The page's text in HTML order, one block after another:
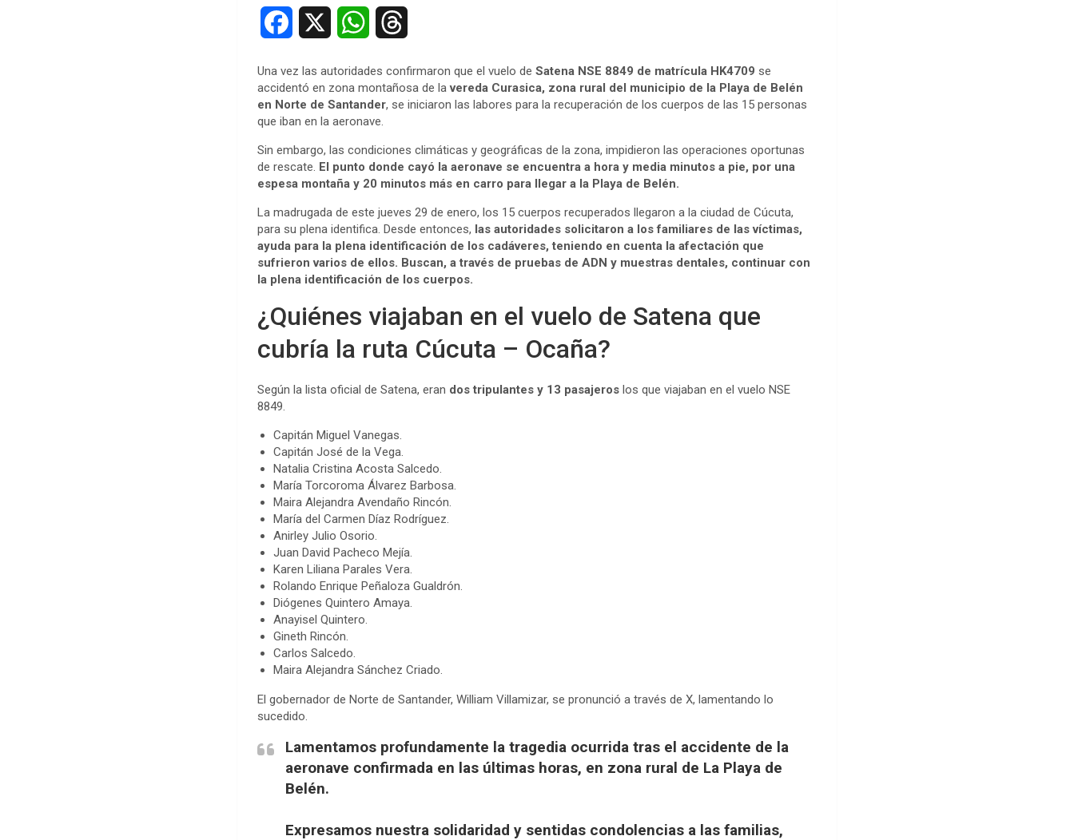
c
e
b
o
o
k
a
t
s
A
p
p
r
a
d
s
Una vez las autoridades confirmaron que el vuelo de Satena NSE 8849 de matrícula HK4709 se
accidentó en zona montañosa de lavereda Curasica, zona rural del municipio de la Playa de Belén
en Norte de Santander, se iniciaron las labores para la recuperación de los cuerpos de las 15 personas
que iban en la aeronave.
Sin embargo, las condiciones climáticas y geográficas de la zona, impidieron las operaciones oportunas
de rescate. El punto donde cayó la aeronave se encuentra a hora y media minutos a pie, por una
espesa montaña y 20 minutos más en carro para llegar a la Playa de Belén.
La madrugada de este jueves 29 de enero, los 15 cuerpos recuperados llegaron a la ciudad de Cúcuta,
para su plena identifica. Desde entonces, las autoridades solicitaron a los familiares de las víctimas,
ayuda para la plena identificación de los cadáveres, teniendo en cuenta la afectación que
sufrieron varios de ellos. Buscan, a través de pruebas de ADN y muestras dentales, continuar con
la plena identificación de los cuerpos.
¿Quiénes viajaban en el vuelo de Satena que
cubría la ruta Cúcuta – Ocaña?
Según la lista oficial de Satena, eran dos tripulantes y 13 pasajeros los que viajaban en el vuelo NSE
8849.
Capitán Miguel Vanegas.
Capitán José de la Vega.
Natalia Cristina Acosta Salcedo.
María Torcoroma Álvarez Barbosa.
Maira Alejandra Avendaño Rincón.
María del Carmen Díaz Rodríguez.
Anirley Julio Osorio.
Juan David Pacheco Mejía.
Karen Liliana Parales Vera.
Rolando Enrique Peñaloza Gualdrón.
Diógenes Quintero Amaya.
Anayisel Quintero.
Gineth Rincón.
Carlos Salcedo.
Maira Alejandra Sánchez Criado.
El gobernador de Norte de Santander, William Villamizar, se pronunció a través de X, lamentando lo
sucedido.
Lamentamos profundamente la tragedia ocurrida tras el accidente de la
aeronave confirmada en las últimas horas, en zona rural de La Playa de
Belén.
Expresamos nuestra solidaridad y sentidas condolencias a las familias,